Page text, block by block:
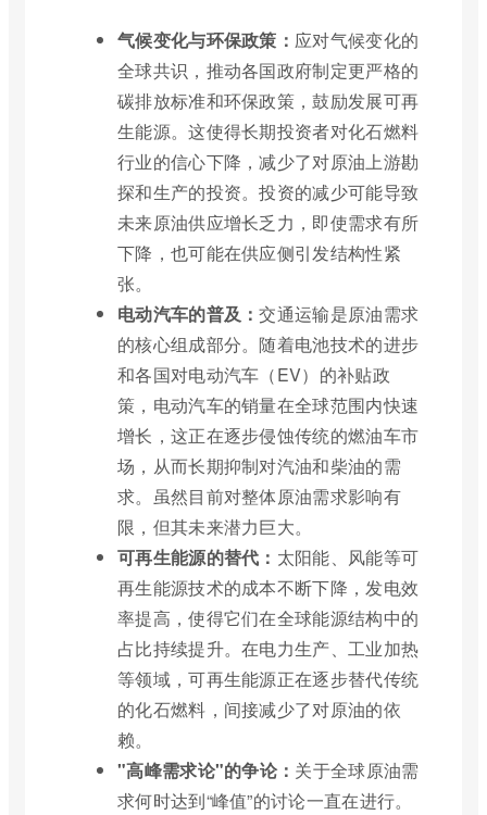
气候变化与环保政策： 应对气候变化的
全球共识，推动各国政府制定更严格的
碳排放标准和环保政策，鼓励发展可再
生能源。这使得长期投资者对化石燃料
行业的信心下降，减少了对原油上游勘
探和生产的投资。投资的减少可能导致
未来原油供应增长乏力，即使需求有所
下降，也可能在供应侧引发结构性紧
张。
电动汽车的普及：交通运输是原油需求
的核心组成部分。随着电池技术的进步
和各国对电动汽车（EV）的补贴政
策，电动汽车的销量在全球范围内快速
增长，这正在逐步侵蚀传统的燃油车市
场，从而长期抑制对汽油和柴油的需
求。虽然目前对整体原油需求影响有
限，但其未来潜力巨大。
可再生能源的替代： 太阳能、风能等可
再生能源技术的成本不断下降，发电效
率提高，使得它们在全球能源结构中的
占比持续提升。在电力生产、工业加热
等领域，可再生能源正在逐步替代传统
的化石燃料，间接减少了对原油的依
赖。
"高峰需求论"的争论： 关于全球原油需
求何时达到“峰值”的讨论一直在进行。